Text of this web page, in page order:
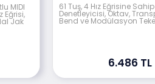
MIDI
Eğrisi,
Jak
61 Tuş, 4 Hız Eğrisine
Denetleyicisi, Oktav,
Bend ve Modülasyon
6.486 TL